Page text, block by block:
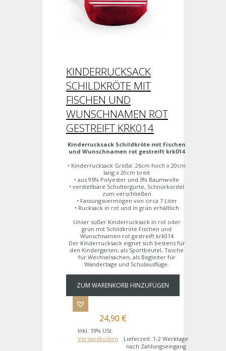
KINDERRUCKSACK
SCHILDKRÖTE MIT
FISCHEN UND
WUNSCHNAMEN ROT
GESTREIFT KRK014
Kinderrucksack Schildkröte mit Fischen
und Wunschnamen rot gestreift krk014
• Kinderrucksack Größe: 26cm hoch x 20cm
lang x 20cm breit
• aus 95% Polyester und 5% Baumwolle
• verstellbare Schultergurte, Schnürkordel
zum verschließen
• Fassungsvermögen von circa 7 Liter
• Rucksack in rot und in grün erhältlich
Unser süßer Kinderrucksack in rot oder
grün mit Schildkröte Fischen und
Wunschnamen rot gestreift krk014
Der Kinderrucksack eignet sich bestens für
den Kindergarten, als Sportbeutel, Tasche
für Wechselsachen, als Begleiter für
Wandertage und Schulausflüge.
ZUM WARENKORB HINZUFÜGEN
24,90 €
Inkl. 19% USt.
Versandkosten
Lieferzeit: 1-2 Werktage
nach Zahlungseingang